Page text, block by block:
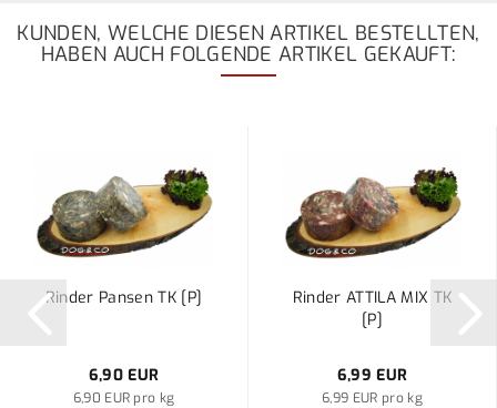
KUNDEN, WELCHE DIESEN ARTIKEL BESTELLTEN,
HABEN AUCH FOLGENDE ARTIKEL GEKAUFT:
Rinder Pansen TK [P]
6,90 EUR
6,90 EUR pro kg
Rinder ATTILA MIX TK
[P]
6,99 EUR
6,99 EUR pro kg